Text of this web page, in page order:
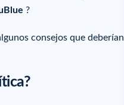
?
consejos que deberían